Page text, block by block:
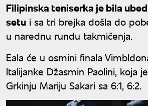
Filipinska teniserka je bila
setu i sa tri brejka došla do
u narednu rundu takmičenja.
Eala će u osmini finala
Italijanke Džasmin Paolini, koja
Grkinju Mariju Sakari sa 6:1, 6:2.